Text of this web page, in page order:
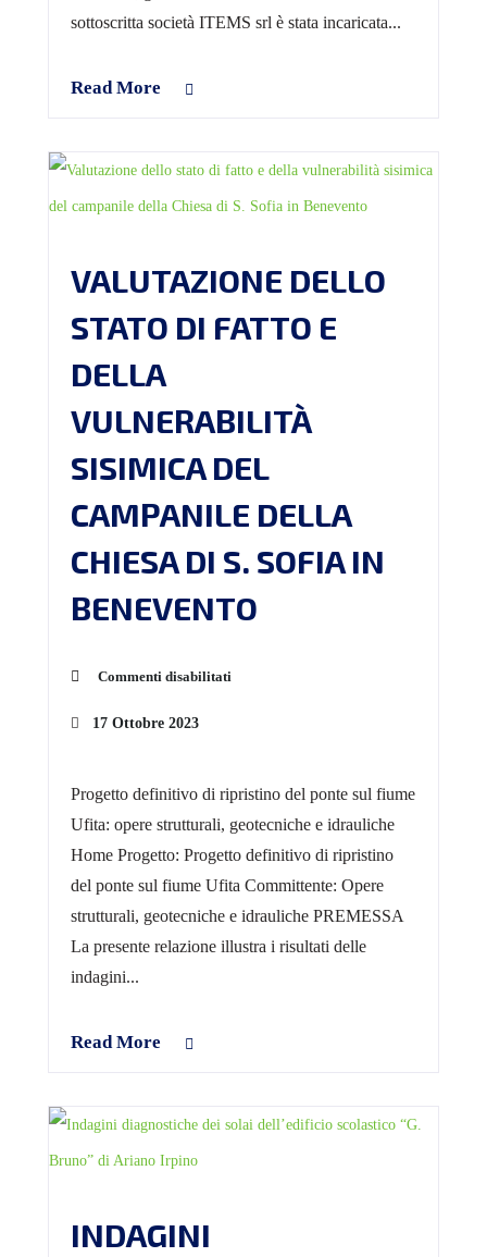
sottoscritta società ITEMS srl è stata incaricata...
Read More
VALUTAZIONE DELLO
STATO DI FATTO E
DELLA
VULNERABILITÀ
SISIMICA DEL
CAMPANILE DELLA
CHIESA DI S. SOFIA IN
BENEVENTO
Commenti disabilitati
17 Ottobre 2023
Progetto definitivo di ripristino del ponte sul fiume
Ufita: opere strutturali, geotecniche e idrauliche
Home Progetto: Progetto definitivo di ripristino
del ponte sul fiume Ufita Committente: Opere
strutturali, geotecniche e idrauliche PREMESSA
La presente relazione illustra i risultati delle
indagini...
Read More
INDAGINI